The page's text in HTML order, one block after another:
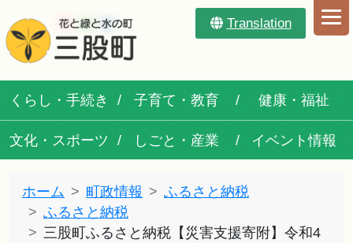
Translation
くらし・手続き 子育て・教育 健康・福祉
文化・スポーツ しごと・産業 イベント情報
ホーム 町政情報
ふるさと納税
ふるさと納税
三股町ふるさと納税【災害支援寄附】令和4